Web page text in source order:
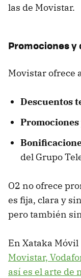
las de Movistar.
Promociones
Movistar ofrece
Descuentos
del Grupo
O2 no ofrece
es fija, clara y
pero también
En Xataka Móvil
Movistar,
así es el arte de